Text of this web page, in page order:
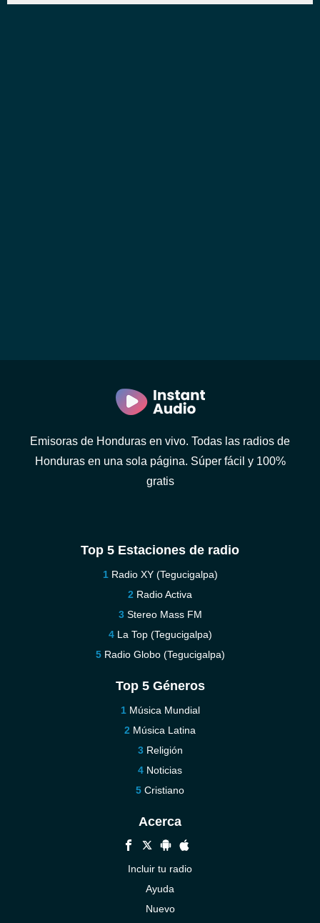
Emisoras de Honduras en vivo. Todas las radios de
Honduras en una sola página. Súper fácil y 100%
gratis
Top 5 Estaciones de radio
Radio XY (Tegucigalpa)
Radio Activa
Stereo Mass FM
La Top (Tegucigalpa)
Radio Globo (Tegucigalpa)
Top 5 Géneros
Música Mundial
Música Latina
Religión
Noticias
Cristiano
Acerca
Incluir tu radio
Ayuda
Nuevo